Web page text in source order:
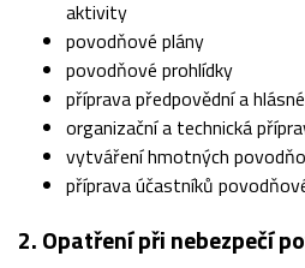
aktivity
povodňové plány
povodňové prohlídky
příprava předpovědní a
organizační a technická
vytváření hmotných
příprava účastníků
2. Opatření při nebezpečí